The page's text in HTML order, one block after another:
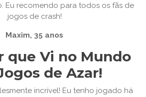
Eu recomendo para todos os fãs de
jogos de crash!
Maxim, 35 anos
que Vi no Mundo
de Azar!
incrível! Eu tenho jogado há